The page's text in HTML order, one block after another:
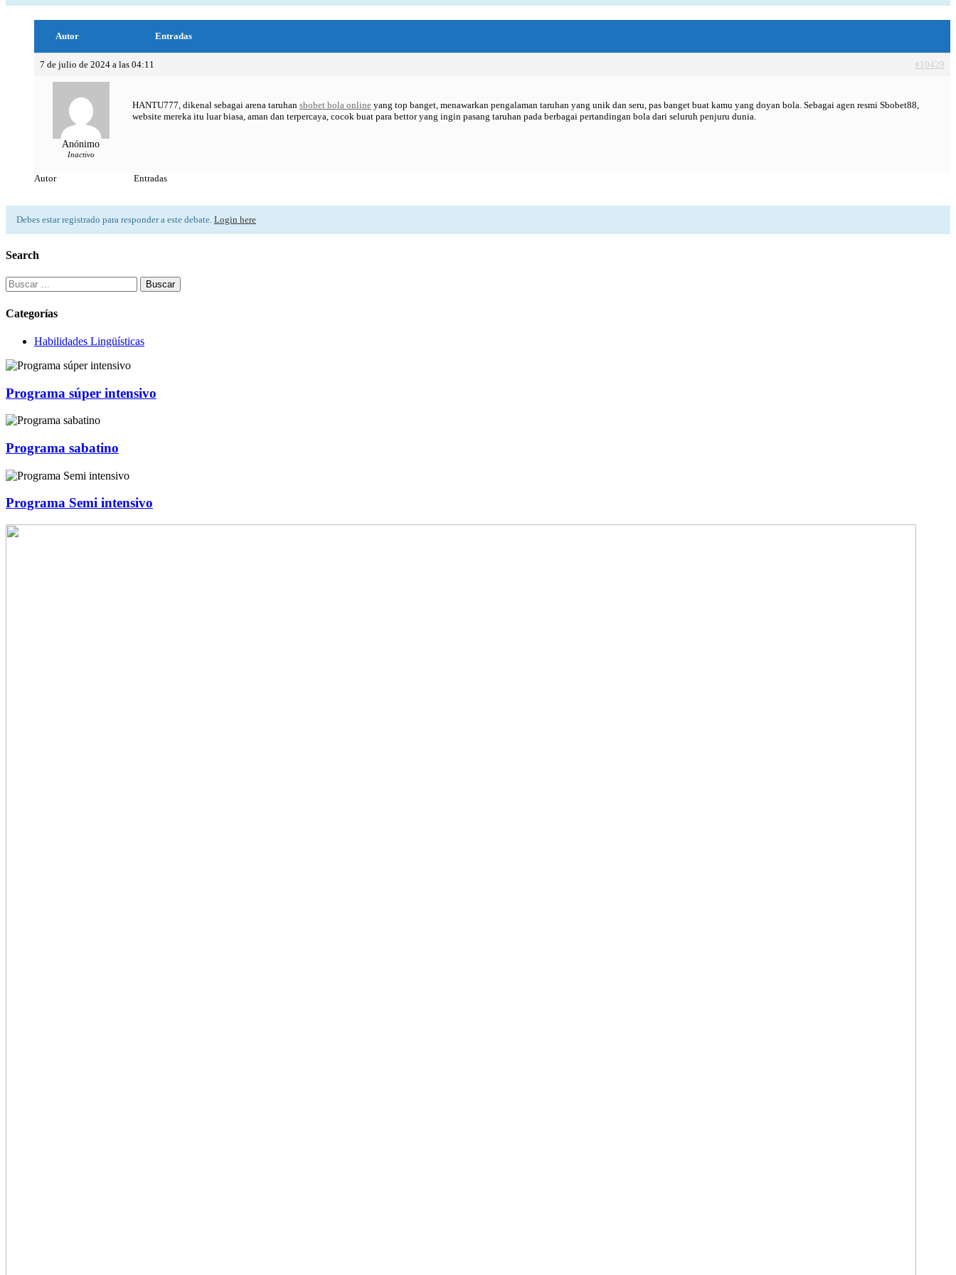
Autor Entradas
7 de julio de 2024 a las 04:11 #10429
Anónimo
Inactivo
HANTU777, dikenal sebagai arena taruhan sbobet bola online yang top banget, menawarkan pengalaman taruhan yang unik dan seru, pas banget buat kamu yang doyan bola. Sebagai agen resmi Sbobet88,
website mereka itu luar biasa, aman dan terpercaya, cocok buat para bettor yang ingin pasang taruhan pada berbagai pertandingan bola dari seluruh penjuru dunia.
Autor Entradas
Debes estar registrado para responder a este debate. Login here
Search
Buscar:
Categorías
Habilidades Lingüísticas
Programa súper intensivo
Programa sabatino
Programa Semi intensivo